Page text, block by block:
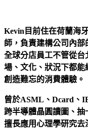
Kevin目前住在荷蘭海
師，負責建構公司內
全球分店員工不管從
場、文化、狀況下都
創造難忘的消費體驗。
曾於ASML、Dcard、
跨半導體晶圓讀圖、
擅長應用心理學研究